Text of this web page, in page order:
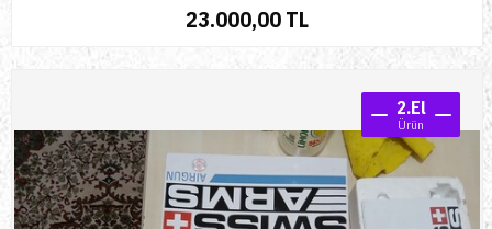
23.000,00 TL
2.El
Ürün